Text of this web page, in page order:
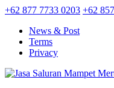
+62 877 7733 0203 +62
News & Post
Terms
Privacy